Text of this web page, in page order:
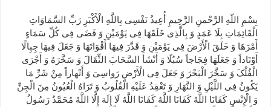
بِسْمِ اللّهِ الرَّحْمنِ الرَّحِیمِ أُعِیذُ نَفْسِی بِاللَّهِ الْأَکْبَرِ رَبِّ السَّمَاوَاتِ
الْقَائِمَاتِ بِلَا عَمَدٍ وَ بِالَّذِی خَلَقَهَا فِی یَوْمَیْنِ وَ قَضَی فِی کُلِّ سَمَاءٍ
أَمْرَهَا وَ خَلَقَ الْأَرْضَ فِی یَوْمَیْنِ وَ قَدَّرَ فِیهَا أَقْوَاتَهَا وَ جَعَلَ فِیهَا جِبِالًا
أَوْتَاداً وَ جَعَلَهَا فِجَاجاً سُبُلًا وَ أَنْشَأَ السَّحَابَ الثِّقَالَ وَ سَخَّرَهُ وَ أَجْرَی
الْفُلْکَ وَ سَخَّرَ الْبَحْرَ وَ جَعَلَ فِی الْأَرْضِ رَواسِیَ وَ أَنْهاراً مِنْ شَرِّ مَا
یَکُونُ فِی اللَّیْلِ وَ النَّهَارِ وَ تَعْقِدُ عَلَیْهِ الْقُلُوبُ وَ تَرَاهُ الْعُیُونُ مِنَ الْجِنِّ
وَ الْإِنْسِ کَفَانَا اللَّهُ کَفَانَا اللَّهُ کَفَانَا اللَّهُ لَا إِلَهَ إِلَّا اللَّهُ مُحَمَّدٌ رَسُولُ